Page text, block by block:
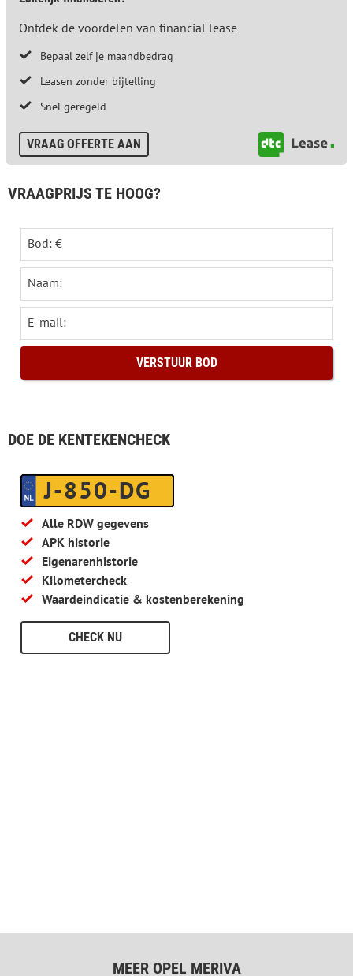
Ontdek de voordelen van financial lease
Bepaal zelf je maandbedrag
Leasen zonder bijtelling
Snel geregeld
VRAAG OFFERTE AAN
VRAAGPRIJS TE HOOG?
Bod: €
Naam:
E-mail:
DOE DE KENTEKENCHECK
J-850-DG
Alle RDW gegevens
APK historie
Eigenarenhistorie
Kilometercheck
Waardeindicatie & kostenberekening
CHECK NU
MEER OPEL MERIVA